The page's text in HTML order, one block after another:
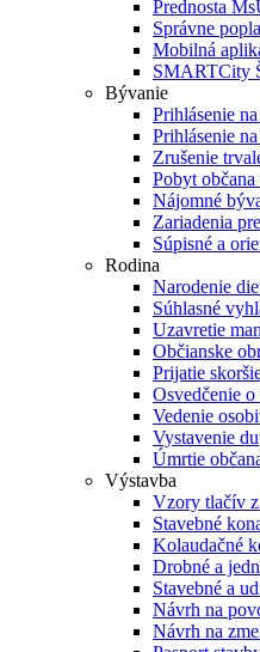
Prednosta
Správne
Mobilná
SMARTCity
Bývanie
Prihlásenie
Prihlásenie
Zrušenie
Pobyt
Nájomné
Zariadenia
Súpisné a
Rodina
Narodenie
Súhlasné
Uzavretie
Občianske
Prijatie
Osvedčenie
Vedenie
Vystavenie
Úmrtie
Výstavba
Vzory tlačív
Stavebné
Kolaudačné
Drobné a
Stavebné a
Návrh na
Návrh na